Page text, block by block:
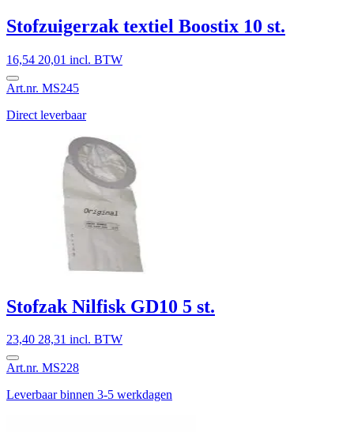
Stofzuigerzak textiel Boostix 10 st.
16,54 20,01 incl. BTW
Art.nr. MS245
Direct leverbaar
Stofzak Nilfisk GD10 5 st.
23,40 28,31 incl. BTW
Art.nr. MS228
Leverbaar binnen 3-5 werkdagen